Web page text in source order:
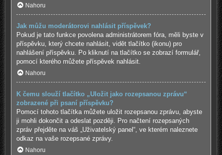
Nahoru
Jak můžu moderátorovi nahlásit příspěvek?
Pokud je tato funkce povolena administrátorem fóra, měli byste v
příspěvku, který chcete nahlásit, vidět tlačítko (ikonu) pro
nahlášení příspěvku. Po kliknutí na tlačítko se zobrazí formulář,
pomocí kterého můžete příspěvek nahlásit.
Nahoru
K čemu slouží tlačítko „Uložit jako rozepsanou zprávu“
zobrazené při psaní příspěvku?
Pomocí tohoto tlačítka můžete uložit rozepsanou zprávu, abyste
ji mohli dokončit a odeslat později. Pro načtení rozepsaných
zpráv přejděte na váš „Uživatelský panel“, ve kterém naleznete
odkaz na vaše rozepsané zprávy.
Nahoru